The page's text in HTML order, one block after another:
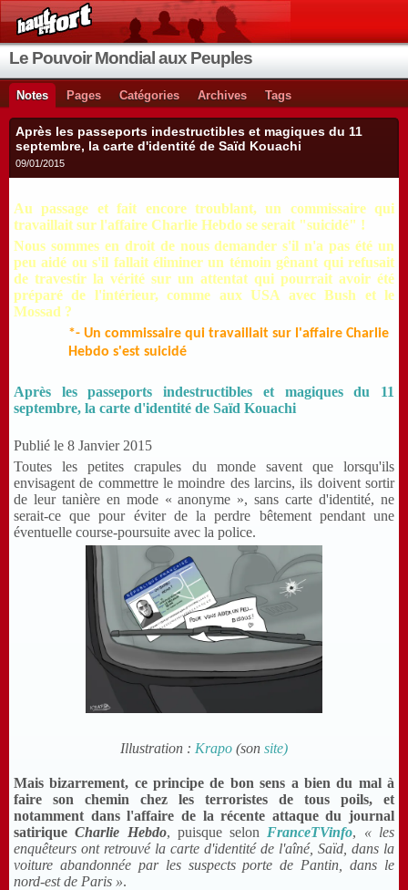
Le Pouvoir Mondial aux Peuples
Notes Pages Catégories Archives Tags
Après les passeports indestructibles et magiques du 11
septembre, la carte d'identité de Saïd Kouachi
09/01/2015
Au passage et fait encore troublant, un commissaire qui
travaillait sur l'affaire Charlie Hebdo se serait "suicidé" !
Nous sommes en droit de nous demander s'il n'a pas été un
peu aidé ou s'il fallait éliminer un témoin gênant qui refusait
de travestir la vérité sur un attentat qui pourrait avoir été
préparé de l'intérieur, comme aux USA avec Bush et le
Mossad ?
*- Un commissaire qui travaillait sur l'affaire Charlie
Hebdo s'est suicidé
Après les passeports indestructibles et magiques du 11
septembre, la carte d'identité de Saïd Kouachi
Publié le 8 Janvier 2015
Toutes les petites crapules du monde savent que lorsqu'ils
envisagent de commettre le moindre des larcins, ils doivent sortir
de leur tanière en mode « anonyme », sans carte d'identité, ne
serait-ce que pour éviter de la perdre bêtement pendant une
éventuelle course-poursuite avec la police.
Illustration : Krapo (son site)
Mais bizarrement, ce principe de bon sens a bien du mal à
faire son chemin chez les terroristes de tous poils, et
notamment dans l'affaire de la récente attaque du journal
satiriqueCharlie Hebdo, puisque selon FranceTVinfo, « les
enquêteurs ont retrouvé la carte d'identité de l'aîné, Saïd, dans la
voiture abandonnée par les suspects porte de Pantin, dans le
nord-est de Paris ».